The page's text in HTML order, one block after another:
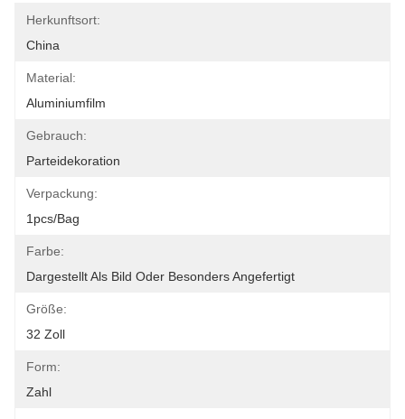
Herkunftsort:
China
Material:
Aluminiumfilm
Gebrauch:
Parteidekoration
Verpackung:
1pcs/bag
Farbe:
Dargestellt Als Bild Oder Besonders Angefertigt
Größe:
32 Zoll
Form:
Zahl